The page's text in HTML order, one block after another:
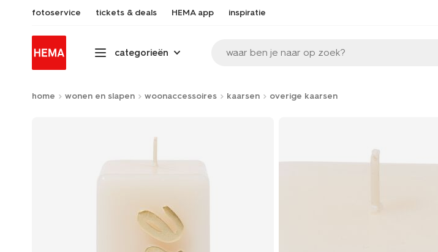
fotoservice tickets & deals HEMA app inspiratie
categorieën waar ben je naar op zoek?
home wonen en slapen woonaccessoires kaarsen overige kaarsen